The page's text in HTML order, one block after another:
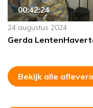
00:42:24
24 augustus 2024
Gerda
Bekijk alle